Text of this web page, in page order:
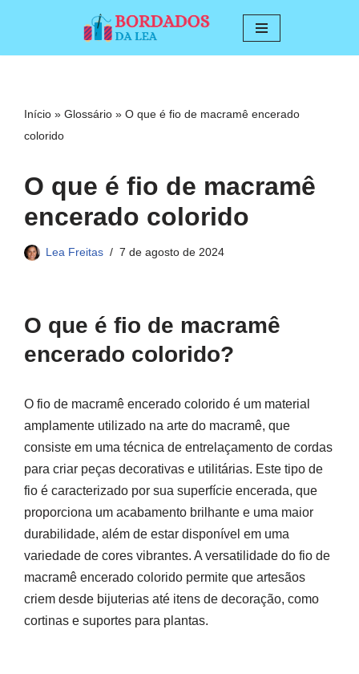
conteúdo
Início » Glossário » O que é fio de macramê encerado
colorido
O que é fio de macramê
encerado colorido
Lea Freitas 7 de agosto de 2024
O que é fio de macramê
encerado colorido?
O fio de macramê encerado colorido é um material
amplamente utilizado na arte do macramê, que
consiste em uma técnica de entrelaçamento de cordas
para criar peças decorativas e utilitárias. Este tipo de
fio é caracterizado por sua superfície encerada, que
proporciona um acabamento brilhante e uma maior
durabilidade, além de estar disponível em uma
variedade de cores vibrantes. A versatilidade do fio de
macramê encerado colorido permite que artesãos
criem desde bijuterias até itens de decoração, como
cortinas e suportes para plantas.